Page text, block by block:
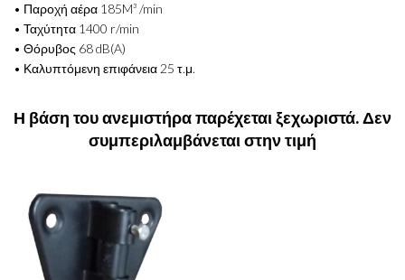
• Παροχή αέρα 185M³ /min
• Ταχύτητα 1400 r/min
• Θόρυβος 68 dB(A)
• Καλυπτόμενη επιφάνεια 25 τ.μ.
Η βάση του ανεμιστήρα παρέχεται ξεχωριστά. Δεν
συμπεριλαμβάνεται στην τιμή